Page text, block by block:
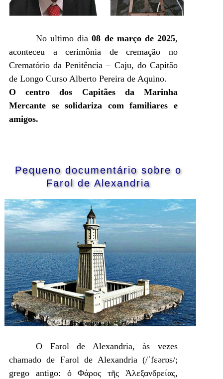
No ultimo dia08 de março de 2025,
aconteceu a cerimônia de cremação no
Crematório da Penitência – Caju, do Capitão
de Longo Curso Alberto Pereira de Aquino.
O centro dos Capitães da Marinha
Mercante se solidariza com familiares e
amigos.
Pequeno documentário sobre o
Farol de Alexandria
O Farol de Alexandria, às vezes
chamado de Farol de Alexandria (/ˈfɛərɒs/;
grego antigo: ὁ Φάρος τῆς Ἀλεξανδρείας,